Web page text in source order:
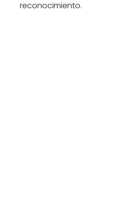
reconocimiento.